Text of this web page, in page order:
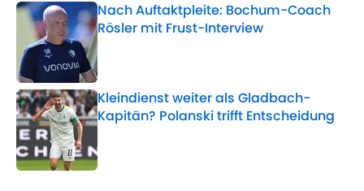
Nach Auftaktpleite: Bochum-Coach
Rösler mit Frust-Interview
Published by on Invalid Date
Kleindienst weiter als Gladbach-
Kapitän? Polanski trifft Entscheidung